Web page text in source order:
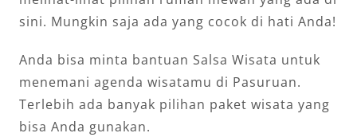
sini. Mungkin saja ada yang cocok di hati Anda!
Anda bisa minta bantuan Salsa Wisata untuk
menemani agenda wisatamu di Pasuruan.
Terlebih ada banyak pilihan paket wisata yang
bisa Anda gunakan.